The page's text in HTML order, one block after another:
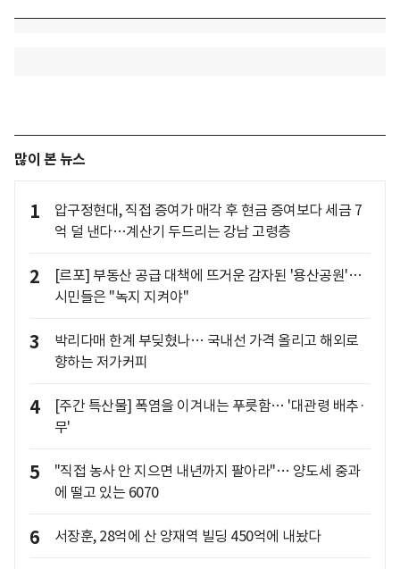
많이 본 뉴스
1
압구정현대, 직접 증여가 매각 후 현금 증여보다 세금 7
억 덜 낸다…계산기 두드리는 강남 고령층
2
[르포] 부동산 공급 대책에 뜨거운 감자된 '용산공원'…
시민들은 "녹지 지켜야"
3
박리다매 한계 부딪혔나… 국내선 가격 올리고 해외로
향하는 저가커피
4
[주간 특산물] 폭염을 이겨내는 푸릇함… '대관령 배추·
무'
5
"직접 농사 안 지으면 내년까지 팔아라"… 양도세 중과
에 떨고 있는 6070
6 서장훈, 28억에 산 양재역 빌딩 450억에 내놨다